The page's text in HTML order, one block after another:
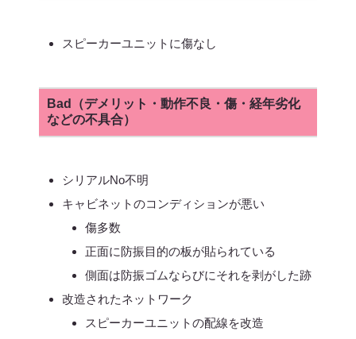
スピーカーユニットに傷なし
Bad（デメリット・動作不良・傷・経年劣化
などの不具合）
シリアルNo不明
キャビネットのコンディションが悪い
傷多数
正面に防振目的の板が貼られている
側面は防振ゴムならびにそれを剥がした跡
改造されたネットワーク
スピーカーユニットの配線を改造